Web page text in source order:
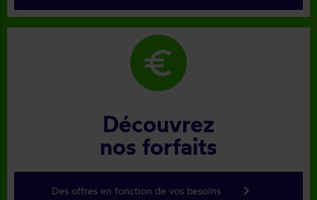
euro
Découvrez
nos forfaits
Des offres en fonction de vos besoins keyboard_arrow_right